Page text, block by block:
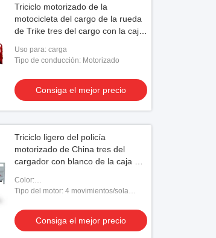
Triciclo motorizado de la
motocicleta del cargo de la rueda
de Trike tres del cargo con la caja
Uso para: carga
Tipo de conducción: Motorizado
Consiga el mejor precio
Triciclo ligero del policía
motorizado de China tres del
cargador con blanco de la caja el
Color:
Rojo/azul/anaranjado/blanco/negro
Tipo del motor: 4 movimientos/sola
Consiga el mejor precio